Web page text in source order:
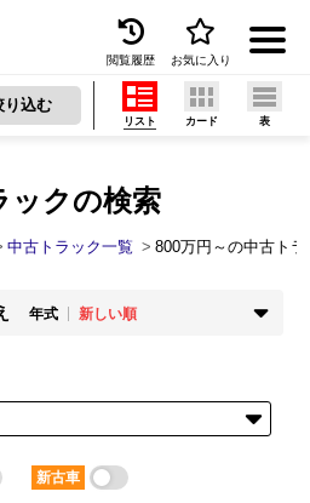
ク買取
ク市とは
した検索条件
閲覧履歴 お気に入り
ックの検索
り込む
リスト カード 表
中古トラック一覧 800万円～の中古ト
年式
新しい順
価格
安い順
高い順
短い順
新古車